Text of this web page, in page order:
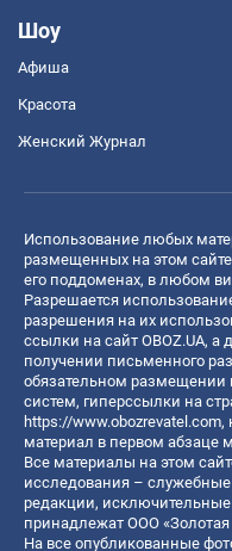
Шоу
Афиша
Красота
Женский Журнал
Использование любых
размещенных на этом сайте
его поддоменах, в любом
Разрешается
разрешения на их
ссылки на сайт OBOZ.UA, а
получении письменного
обязательном размещении
систем, гиперссылки на
https://www.obozrevatel.com,
материал в первом абзаце
Все материалы на этом
исследования –
редакции,
принадлежат ООО «Золотая
На все опубликованные